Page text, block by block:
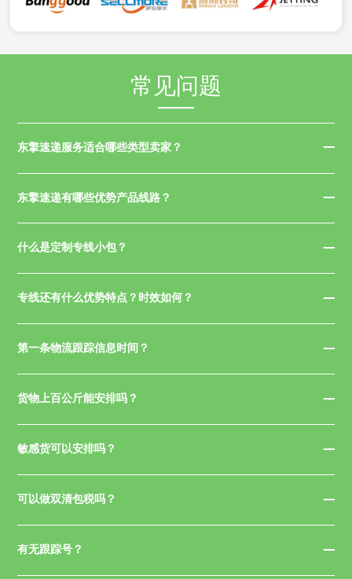
常见问题
东擎速递服务适合哪些类型卖家？
东擎速递有哪些优势产品线路？
什么是定制专线小包？
专线还有什么优势特点？时效如何？
第一条物流跟踪信息时间？
货物上百公斤能安排吗？
敏感货可以安排吗？
可以做双清包税吗？
有无跟踪号？